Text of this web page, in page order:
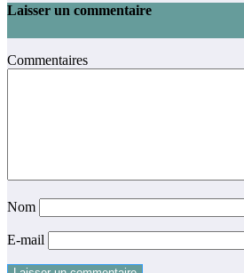
Laisser un commentaire
Commentaires
Nom
E-mail